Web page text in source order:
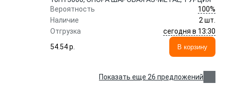
Вероятность
100%
Наличие
2 шт.
Отгрузка
сегодня в 13:30
54.54 p.
В корзину
Показать еще 26 предложений